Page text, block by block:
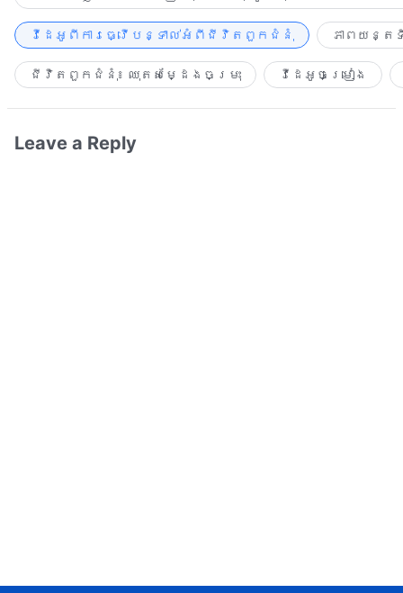
វីដេអូពីការធ្វើបន្ទាល់អំពីជីវិតពួកជំនុំ ភាពយន្
ជីវិតពួកជំនុំ៖ ឈុតសម្ដែងចម្រុះ វីដេអូចម្រៀង​
Leave a Reply